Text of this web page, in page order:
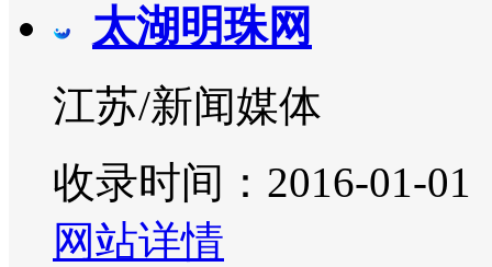
太湖明珠网
江苏/新闻媒体
收录时间：2016-01-01
网站详情